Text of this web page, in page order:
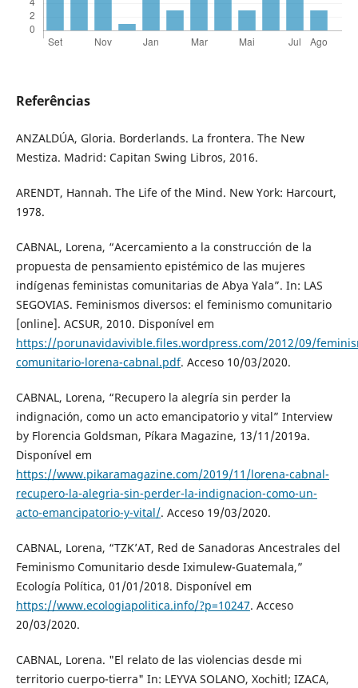
Referências
ANZALDÚA, Gloria. Borderlands. La frontera. The New
Mestiza. Madrid: Capitan Swing Libros, 2016.
ARENDT, Hannah. The Life of the Mind. New York: Harcourt,
1978.
CABNAL, Lorena, “Acercamiento a la construcción de la
propuesta de pensamiento epistémico de las mujeres
indígenas feministas comunitarias de Abya Yala”. In: LAS
SEGOVIAS. Feminismos diversos: el feminismo comunitario
[online]. ACSUR, 2010. Disponível em
https://porunavidavivible.files.wordpress.com/2012/09/
comunitario-lorena-cabnal.pdf. Acceso 10/03/2020.
CABNAL, Lorena, “Recupero la alegría sin perder la
indignación, como un acto emancipatorio y vital” Interview
by Florencia Goldsman, Píkara Magazine, 13/11/2019a.
Disponível em
https://www.pikaramagazine.com/2019/11/lorena-cabnal-
recupero-la-alegria-sin-perder-la-indignacion-como-un-
acto-emancipatorio-y-vital/. Acceso 19/03/2020.
CABNAL, Lorena, “TZK’AT, Red de Sanadoras Ancestrales del
Feminismo Comunitario desde Iximulew-Guatemala,”
Ecología Política, 01/01/2018. Disponível em
https://www.ecologiapolitica.info/?p=10247. Acceso
20/03/2020.
CABNAL, Lorena. "El relato de las violencias desde mi
territorio cuerpo-tierra" In: LEYVA SOLANO, Xochitl; IZACA,